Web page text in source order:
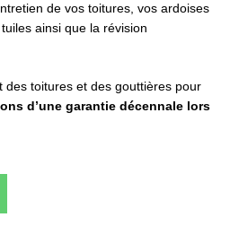
de vos toitures, vos ardoises
ainsi que la révision
des toitures et des gouttières pour
d’une garantie décennale lors